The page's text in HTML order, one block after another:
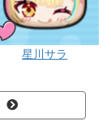
星川サラ